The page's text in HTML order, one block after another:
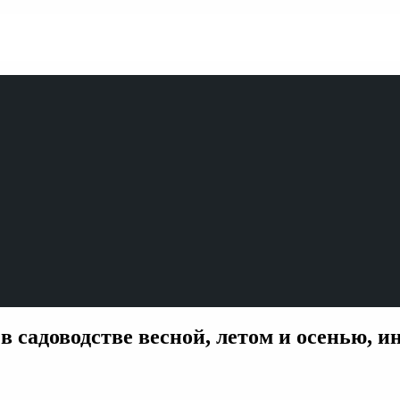
весной, летом и осенью,